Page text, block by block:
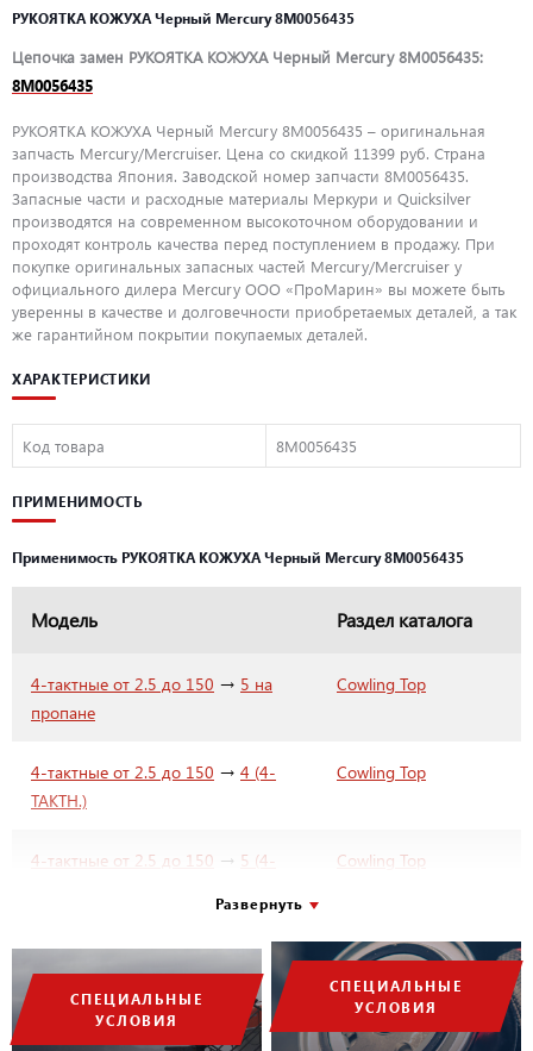
СПЕЦИАЛЬНЫЕ
УСЛОВИЯ
СПЕЦИАЛЬНЫЕ
УСЛОВИЯ
РУКОЯТКА КОЖУХА Черный Mercury 8M0056435
Цепочка замен РУКОЯТКА КОЖУХА Черный Mercury 8M0056435:
8M0056435
РУКОЯТКА КОЖУХА Черный Mercury 8M0056435 – оригинальная
запчасть Mercury/Mercruiser. Цена со скидкой 11399 руб. Страна
производства Япония. Заводской номер запчасти 8M0056435.
Запасные части и расходные материалы Меркури и Quicksilver
производятся на современном высокоточном оборудовании и
проходят контроль качества перед поступлением в продажу. При
покупке оригинальных запасных частей Mercury/Mercruiser у
официального дилера Mercury ООО «ПроМарин» вы можете быть
уверенны в качестве и долговечности приобретаемых деталей, а так
же гарантийном покрытии покупаемых деталей.
ХАРАКТЕРИСТИКИ
Код товара 8M0056435
ПРИМЕНИМОСТЬ
Применимость РУКОЯТКА КОЖУХА Черный Mercury 8M0056435
Модель Раздел каталога
4-тактные от 2.5 до 150 → 5 на
пропане
Cowling Top
4-тактные от 2.5 до 150 → 4 (4-
ТАКТН.)
Cowling Top
4-тактные от 2.5 до 150 → 5 (4-
Cowling Top
4-тактные от 2.5 до 150→5 (4-
ТАКТН.) JCI
Cowling Top
6 (4-
Cowling Top
Развернуть